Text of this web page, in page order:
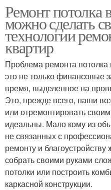
Ремонт потолка
можно сделать
технологии
квартир
Проблема ремонта
это не только финансовые
время, выделенное на
Это, прежде всего, наши
или отремонтировать
идеальны. Мало кому из
не связанных с
ремонту и
собрать своими руками
потолки или построить
каркасной конструкции.